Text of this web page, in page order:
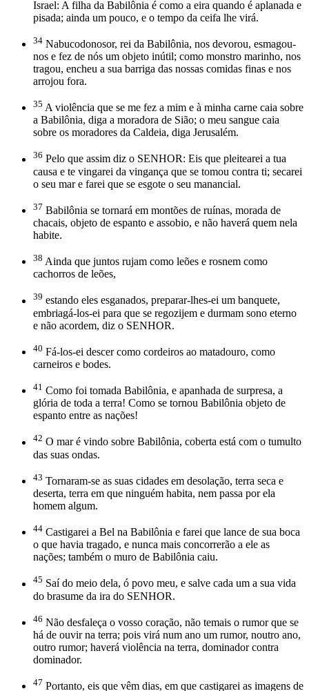
Israel: A filha da Babilônia é como a eira quando é aplanada e
pisada; ainda um pouco, e o tempo da ceifa lhe virá.
34 Nabucodonosor, rei da Babilônia, nos devorou, esmagou-
nos e fez de nós um objeto inútil; como monstro marinho, nos
tragou, encheu a sua barriga das nossas comidas finas e nos
arrojou fora.
35 A violência que se me fez a mim e à minha carne caia sobre
a Babilônia, diga a moradora de Sião; o meu sangue caia
sobre os moradores da Caldeia, diga Jerusalém.
36 Pelo que assim diz o SENHOR: Eis que pleitearei a tua
causa e te vingarei da vingança que se tomou contra ti; secarei
o seu mar e farei que se esgote o seu manancial.
37 Babilônia se tornará em montões de ruínas, morada de
chacais, objeto de espanto e assobio, e não haverá quem nela
habite.
38 Ainda que juntos rujam como leões e rosnem como
cachorros de leões,
39 estando eles esganados, preparar-lhes-ei um banquete,
embriagá-los-ei para que se regozijem e durmam sono eterno
e não acordem, diz o SENHOR.
40 Fá-los-ei descer como cordeiros ao matadouro, como
carneiros e bodes.
41 Como foi tomada Babilônia, e apanhada de surpresa, a
glória de toda a terra! Como se tornou Babilônia objeto de
espanto entre as nações!
42 O mar é vindo sobre Babilônia, coberta está com o tumulto
das suas ondas.
43 Tornaram-se as suas cidades em desolação, terra seca e
deserta, terra em que ninguém habita, nem passa por ela
homem algum.
44 Castigarei a Bel na Babilônia e farei que lance de sua boca
o que havia tragado, e nunca mais concorrerão a ele as
nações; também o muro de Babilônia caiu.
45 Saí do meio dela, ó povo meu, e salve cada um a sua vida
do brasume da ira do SENHOR.
46 Não desfaleça o vosso coração, não temais o rumor que se
há de ouvir na terra; pois virá num ano um rumor, noutro ano,
outro rumor; haverá violência na terra, dominador contra
dominador.
47 Portanto, eis que vêm dias, em que castigarei as imagens de